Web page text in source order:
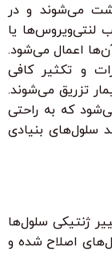
می‌شوند و در
لنتی‌ویروس‌ها یا
اعمال می‌شود.
و تکثیر کافی
تزریق می‌شوند.
که به راحتی
سلول‌های بنیادی
ژنتیکی سلول‌ها
اصلاح شده و